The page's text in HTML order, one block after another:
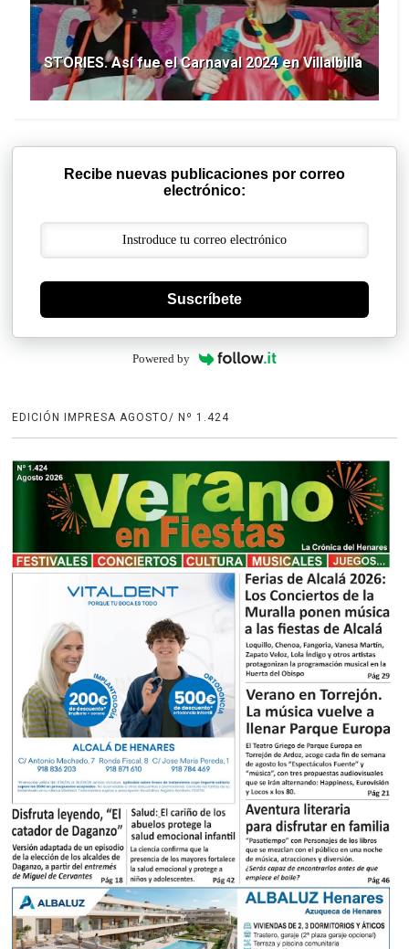
STORIES. Así fue el Carnaval 2024 en Villalbilla
Recibe nuevas publicaciones por correo
electrónico:
Suscríbete
Powered by
EDICIÓN IMPRESA AGOSTO/ Nº 1.424